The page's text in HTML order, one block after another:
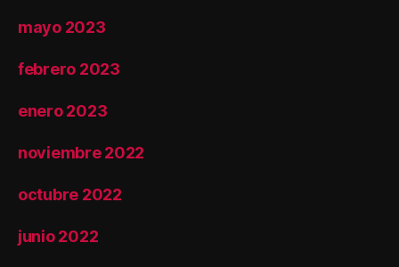
mayo 2023
febrero 2023
enero 2023
noviembre 2022
octubre 2022
junio 2022